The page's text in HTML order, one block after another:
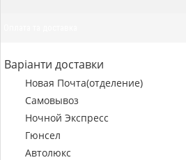
Варіанти доставки
Новая Почта(отделение)
Самовывоз
Ночной Экспресс
Гюнсел
Автолюкс